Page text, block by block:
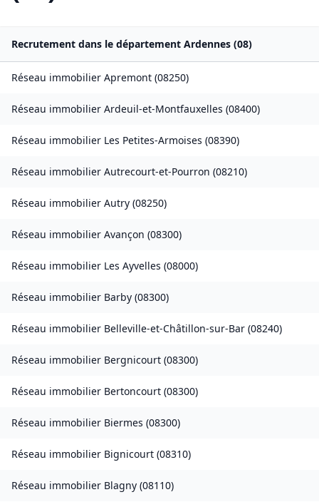
Recrutement dans le département Ardennes (08)
Réseau immobilier Apremont (08250)
Réseau immobilier Ardeuil-et-Montfauxelles (08400)
Réseau immobilier Les Petites-Armoises (08390)
Réseau immobilier Autrecourt-et-Pourron (08210)
Réseau immobilier Autry (08250)
Réseau immobilier Avançon (08300)
Réseau immobilier Les Ayvelles (08000)
Réseau immobilier Barby (08300)
Réseau immobilier Belleville-et-Châtillon-sur-Bar (08240)
Réseau immobilier Bergnicourt (08300)
Réseau immobilier Bertoncourt (08300)
Réseau immobilier Biermes (08300)
Réseau immobilier Bignicourt (08310)
Réseau immobilier Blagny (08110)